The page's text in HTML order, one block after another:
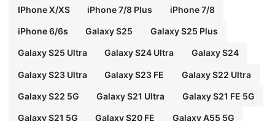
IPhone X/XS iPhone 7/8 Plus iPhone 7/8
iPhone 6/6s Galaxy S25 Galaxy S25 Plus
Galaxy S25 Ultra Galaxy S24 Ultra Galaxy S24
Galaxy S23 Ultra Galaxy S23 FE Galaxy S22 Ultra
Galaxy S22 5G Galaxy S21 Ultra Galaxy S21 FE 5G
Galaxy S21 5G Galaxy S20 FE Galaxy A55 5G